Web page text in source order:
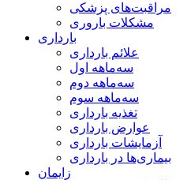
مراقبت‌های پزشکی
مشکلات باروری
بارداری
علائم بارداری
سه‌ماهه اول
سه‌ماهه دوم
سه‌ماهه سوم
تغذیه بارداری
عوارض بارداری
آزمایشات بارداری
بیماری‌ها در بارداری
زایمان